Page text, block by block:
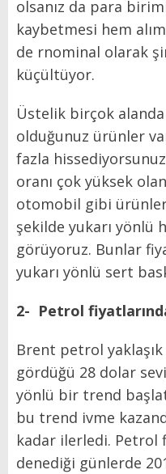
olsanız da para
kaybetmesi hem
de rnominal olarak
küçültüyor.
Üstelik birçok alanda
olduğunuz ürünler
fazla
oranı çok yüksek
otomobil gibi
şekilde yukarı yönlü
görüyoruz. Bunlar
yukarı yönlü sert
2- Petrol
Brent petrol
gördüğü 28 dolar
yönlü bir trend
bu trend ivme
kadar ilerledi. Petrol
denediği günlerde